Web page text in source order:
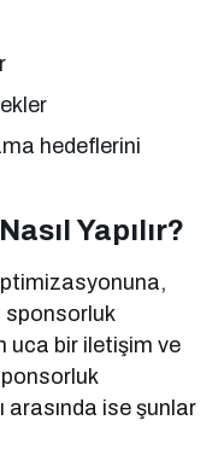
hedeflerini
Yapılır?
sponsorluk
uca bir iletişim ve
arasında ise şunlar